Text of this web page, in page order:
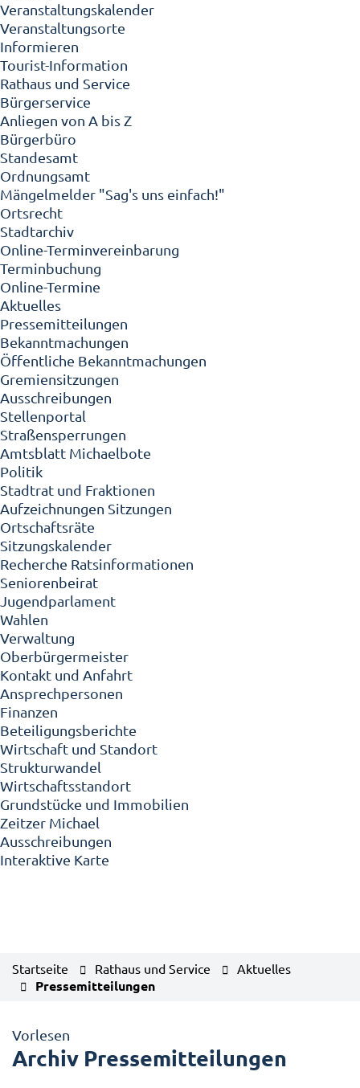
Veranstaltungskalender
Veranstaltungsorte
Informieren
Tourist-Information
Rathaus und Service
Bürgerservice
Anliegen von A bis Z
Bürgerbüro
Standesamt
Ordnungsamt
Mängelmelder "Sag's uns einfach!"
Ortsrecht
Stadtarchiv
Online-Terminvereinbarung
Terminbuchung
Online-Termine
Aktuelles
Pressemitteilungen
Bekanntmachungen
Öffentliche Bekanntmachungen
Gremiensitzungen
Ausschreibungen
Stellenportal
Straßensperrungen
Amtsblatt Michaelbote
Politik
Stadtrat und Fraktionen
Aufzeichnungen Sitzungen
Ortschaftsräte
Sitzungskalender
Recherche Ratsinformationen
Seniorenbeirat
Jugendparlament
Wahlen
Verwaltung
Oberbürgermeister
Kontakt und Anfahrt
Ansprechpersonen
Finanzen
Beteiligungsberichte
Wirtschaft und Standort
Strukturwandel
Wirtschaftsstandort
Grundstücke und Immobilien
Zeitzer Michael
Ausschreibungen
Interaktive Karte
Startseite Rathaus und Service Aktuelles
Pressemitteilungen
Vorlesen
Archiv Pressemitteilungen